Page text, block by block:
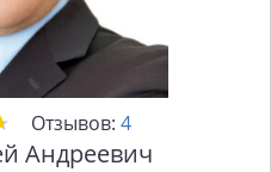
Отзывов: 4
Андреевич